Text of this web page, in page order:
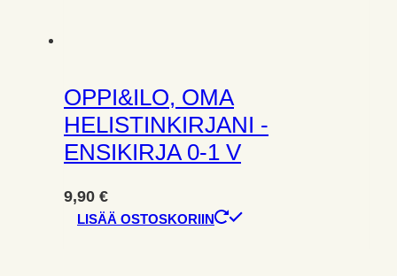
OPPI&ILO, OMA
HELISTINKIRJANI -
ENSIKIRJA 0-1 V
9,90 €
LISÄÄ OSTOSKORIIN